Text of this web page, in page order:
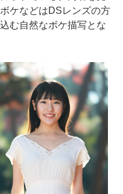
ケなどはDSレンズの方
む自然なボケ描写とな